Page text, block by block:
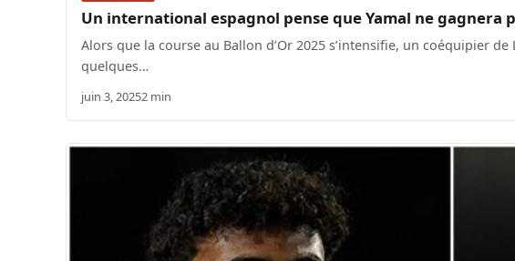
Un international espagnol pense que Yamal ne gagnera
Alors que la course au Ballon d’Or 2025 s’intensifie, un coéquipier
quelques…
juin 3, 20252 min